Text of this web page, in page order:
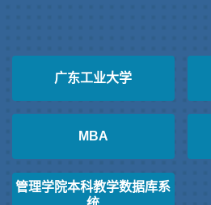
广东工业大学
MBA
管理学院本科教学数据库系